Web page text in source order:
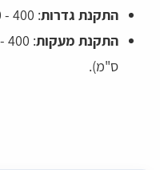
התקנת גדרות: 400 - 600 ₪ למטר עבור גדרות ברזל.
התקנת מעקות: 400 - 1,300 ₪
ס"מ).